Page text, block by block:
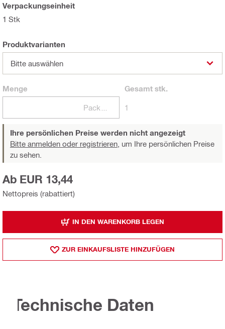
Verpackungseinheit
1 Stk
Produktvarianten
Bitte auswählen
Menge Gesamtstk.
1
Ihre persönlichen Preise werden nicht angezeigt
Bitte anmelden oder registrieren, um Ihre persönlichen Preise
zu sehen.
Nettopreis (rabattiert)
Ab EUR 13,44
IN DEN WARENKORB LEGEN
ZUR EINKAUFSLISTE HINZUFÜGEN
Technische Daten